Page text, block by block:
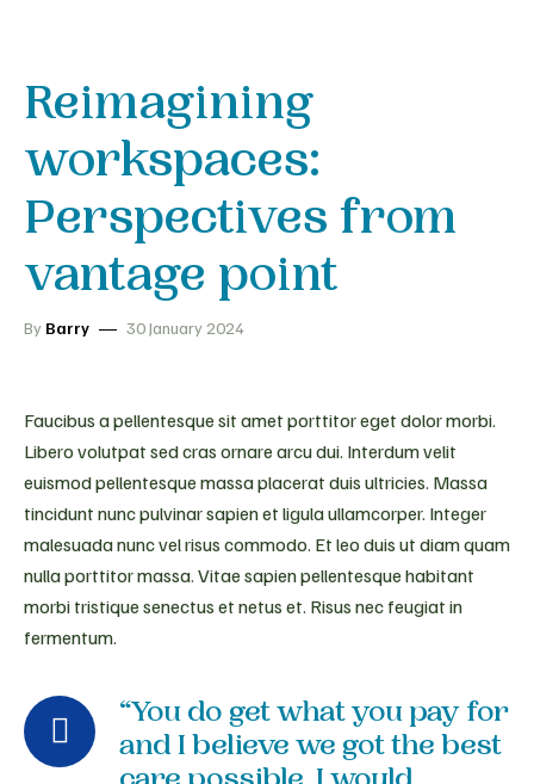
Reimagining
workspaces:
Perspectives from
vantage point
By Barry 30 January 2024
Faucibus a pellentesque sit amet porttitor eget dolor morbi.
Libero volutpat sed cras ornare arcu dui. Interdum velit
euismod pellentesque massa placerat duis ultricies. Massa
tincidunt nunc pulvinar sapien et ligula ullamcorper. Integer
malesuada nunc vel risus commodo. Et leo duis ut diam quam
nulla porttitor massa. Vitae sapien pellentesque habitant
morbi tristique senectus et netus et. Risus nec feugiat in
fermentum.
“You do get what you pay for
and I believe we got the best